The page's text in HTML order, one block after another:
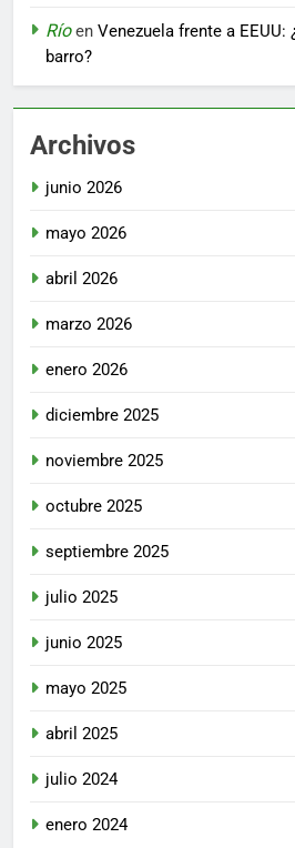
Ríoen Venezuela frente a
barro?
Archivos
junio 2026
mayo 2026
abril 2026
marzo 2026
enero 2026
diciembre 2025
noviembre 2025
octubre 2025
septiembre 2025
julio 2025
junio 2025
mayo 2025
abril 2025
julio 2024
enero 2024